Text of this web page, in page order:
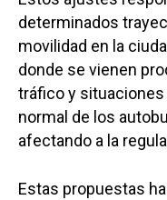
determinados
movilidad en la
donde se vienen
tráfico y
normal de los
afectando a la
Estas propuestas